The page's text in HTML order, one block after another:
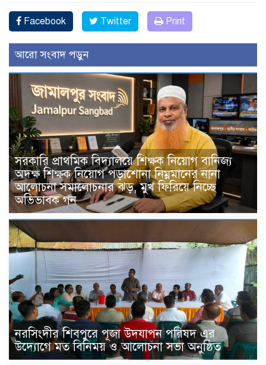
Facebook Twitter Print
আরো সংবাদ পড়ুন
সরকারি প্রাথমিক বিদ্যালয়ে শিক্ষক নিয়োগ বানিজ্য
অদক্ষ শিক্ষক নিয়োগ পড়াশোনা নিম্নমানের নানা
আলোচনা সমালোচনার ঝড়, মুখ ফিরিয়ে নিচ্ছে
অভিভাবক গন
নরসিংদীর শিবপুরে পূজা উদযাপন পরিষদ এর
উদ্যোগে মত বিনিময় ও আলোচনা সভা অনুষ্ঠিত